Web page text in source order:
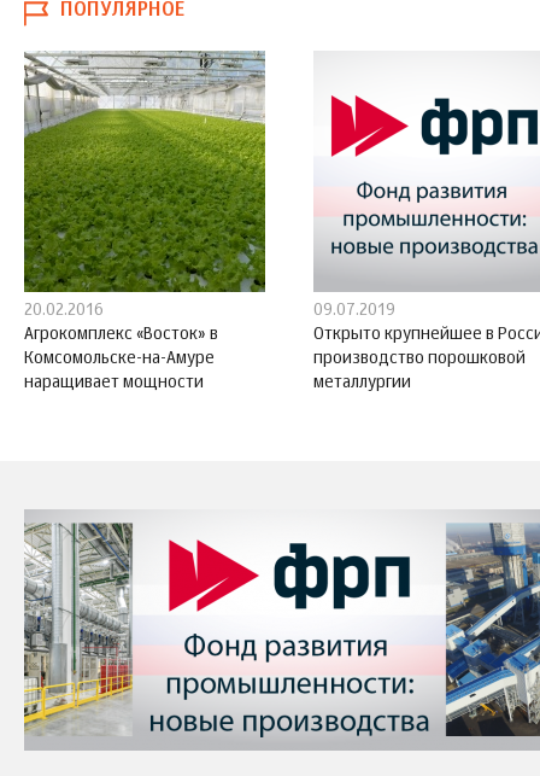
ПОПУЛЯРНОЕ
20.02.2016
Агрокомплекс «Восток» в
Комсомольске-на-Амуре
наращивает мощности
09.07.2019
Открыто крупнейшее в
производство порошковой
металлургии